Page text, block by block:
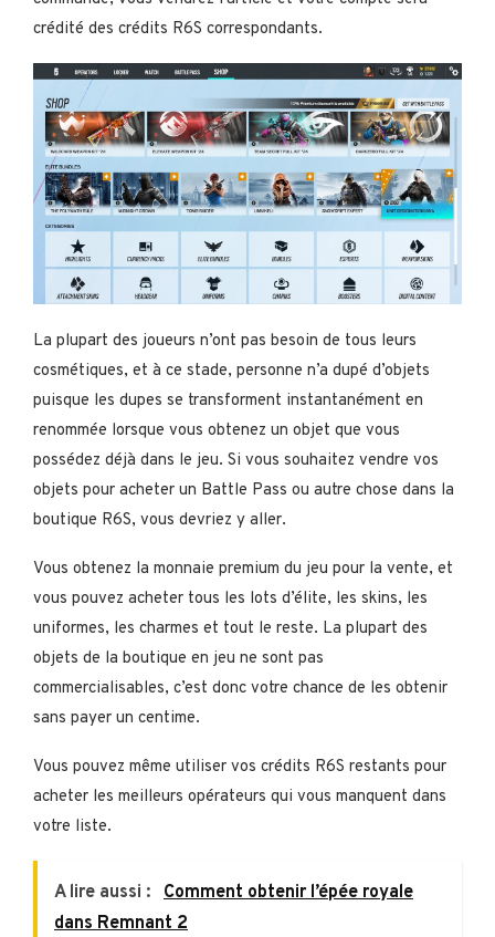
crédité des crédits R6S correspondants.
La plupart des joueurs n’ont pas besoin de tous leurs
cosmétiques, et à ce stade, personne n’a dupé d’objets
puisque les dupes se transforment instantanément en
renommée lorsque vous obtenez un objet que vous
possédez déjà dans le jeu. Si vous souhaitez vendre vos
objets pour acheter un Battle Pass ou autre chose dans la
boutique R6S, vous devriez y aller.
Vous obtenez la monnaie premium du jeu pour la vente, et
vous pouvez acheter tous les lots d’élite, les skins, les
uniformes, les charmes et tout le reste. La plupart des
objets de la boutique en jeu ne sont pas
commercialisables, c’est donc votre chance de les obtenir
sans payer un centime.
Vous pouvez même utiliser vos crédits R6S restants pour
acheter les meilleurs opérateurs qui vous manquent dans
votre liste.
A lire aussi : Comment obtenir l’épée royale
dans Remnant 2